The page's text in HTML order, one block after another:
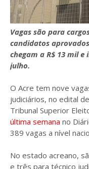
Vagas são para
candidatos
chegam a R$ 13 mil e
julho.
O Acre tem nove
judiciários, no edital
Tribunal Superior
última semana no
389 vagas a nível
No estado acreano,
e três para técnico